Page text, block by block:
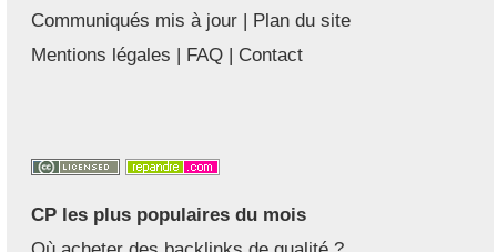
Communiqués mis à jour | Plan du site
Mentions légales | FAQ | Contact
CP les plus populaires du mois